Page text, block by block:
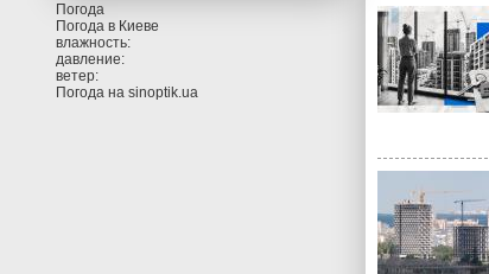
Погода
Погода в Киеве
влажность:
давление:
ветер:
Погода на sinoptik.ua